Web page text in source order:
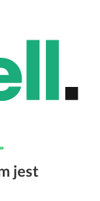
jest